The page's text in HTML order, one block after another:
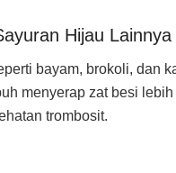
Hijau Lainnya
bayam, brokoli, dan
menyerap zat besi
trombosit.